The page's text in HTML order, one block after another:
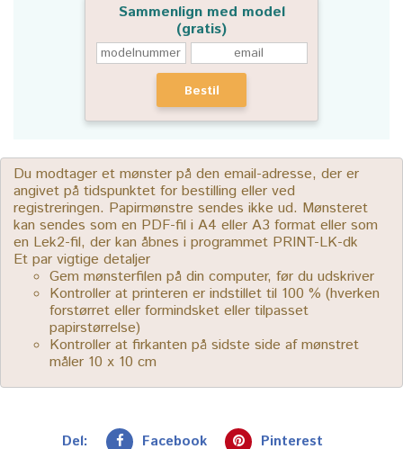
Sammenlign med model
(gratis)
Bestil
Du modtager et mønster på den email-adresse, der er
angivet på tidspunktet for bestilling eller ved
registreringen. Papirmønstre sendes ikke ud. Mønsteret
kan sendes som en PDF-fil i A4 eller A3 format eller som
en Lek2-fil, der kan åbnes i programmet PRINT-LK-dk
Et par vigtige detaljer
Gem mønsterfilen på din computer, før du udskriver
Kontroller at printeren er indstillet til 100 % (hverken
forstørret eller formindsket eller tilpasset
papirstørrelse)
Kontroller at firkanten på sidste side af mønstret
måler 10 x 10 cm
Del: Facebook Pinterest